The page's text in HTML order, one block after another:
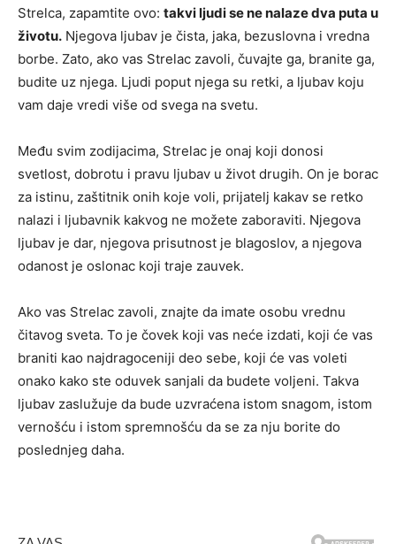
Strelca, zapamtite ovo: takvi ljudi se ne nalaze dva puta u
životu. Njegova ljubav je čista, jaka, bezuslovna i vredna
borbe. Zato, ako vas Strelac zavoli, čuvajte ga, branite ga,
budite uz njega. Ljudi poput njega su retki, a ljubav koju
vam daje vredi više od svega na svetu.
Među svim zodijacima, Strelac je onaj koji donosi
svetlost, dobrotu i pravu ljubav u život drugih. On je borac
za istinu, zaštitnik onih koje voli, prijatelj kakav se retko
nalazi i ljubavnik kakvog ne možete zaboraviti. Njegova
ljubav je dar, njegova prisutnost je blagoslov, a njegova
odanost je oslonac koji traje zauvek.
Ako vas Strelac zavoli, znajte da imate osobu vrednu
čitavog sveta. To je čovek koji vas neće izdati, koji će vas
braniti kao najdragoceniji deo sebe, koji će vas voleti
onako kako ste oduvek sanjali da budete voljeni. Takva
ljubav zaslužuje da bude uzvraćena istom snagom, istom
vernošću i istom spremnošću da se za nju borite do
poslednjeg daha.